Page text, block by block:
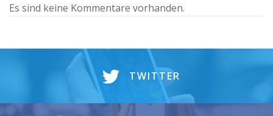
Es sind keine Kommentare vorhanden.
TWITTER